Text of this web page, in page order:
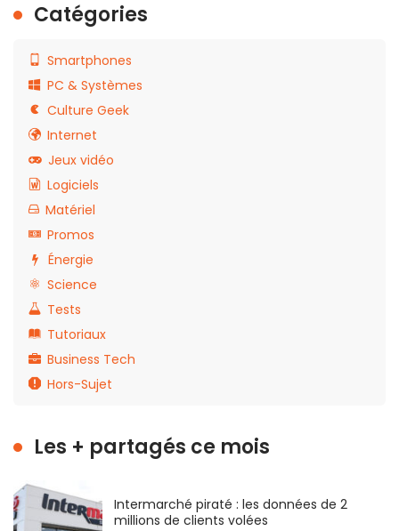
Catégories
Smartphones
PC & Systèmes
Culture Geek
Internet
Jeux vidéo
Logiciels
Matériel
Promos
Énergie
Science
Tests
Tutoriaux
Business Tech
Hors-Sujet
Les + partagés ce mois
Intermarché piraté : les données de 2
millions de clients volées